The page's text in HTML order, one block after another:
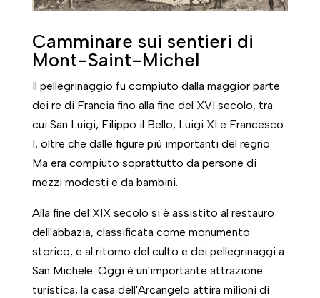
Camminare sui sentieri di
Mont-Saint-Michel
Il pellegrinaggio fu compiuto dalla maggior parte
dei re di Francia fino alla fine del XVI secolo, tra
cui San Luigi, Filippo il Bello, Luigi XI e Francesco
I, oltre che dalle figure più importanti del regno.
Ma era compiuto soprattutto da persone di
mezzi modesti e da bambini.
Alla fine del XIX secolo si è assistito al restauro
dell'abbazia, classificata come monumento
storico, e al ritorno del culto e dei pellegrinaggi a
San Michele. Oggi è un'importante attrazione
turistica, la casa dell'Arcangelo attira milioni di